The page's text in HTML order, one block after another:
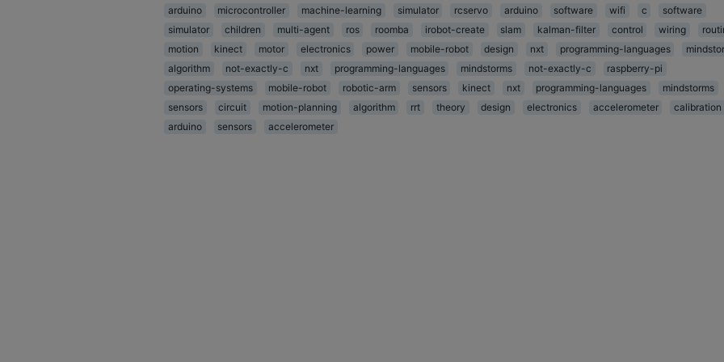
arduino
microcontroller machine-learning simulator rcservo arduino software wifi c
software
simulator
children multi-agent ros roomba irobot-create slam kalman-filter control wiring
motion
kinect motor electronics power mobile-robot design nxt programming-languages
algorithm
not-exactly-c nxt programming-languages mindstorms not-exactly-c
raspberry-pi
operating-systems
mobile-robot robotic-arm sensors kinect nxt programming-languages
mindstorms
sensors
circuit motion-planning algorithm rrt theory design electronics accelerometer
calibration
arduino
sensors accelerometer